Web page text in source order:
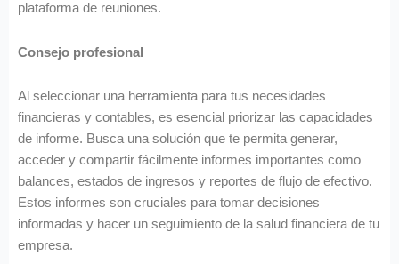
plataforma de reuniones.
Consejo profesional
Al seleccionar una herramienta para tus necesidades
financieras y contables, es esencial priorizar las capacidades
de informe. Busca una solución que te permita generar,
acceder y compartir fácilmente informes importantes como
balances, estados de ingresos y reportes de flujo de efectivo.
Estos informes son cruciales para tomar decisiones
informadas y hacer un seguimiento de la salud financiera de tu
empresa.